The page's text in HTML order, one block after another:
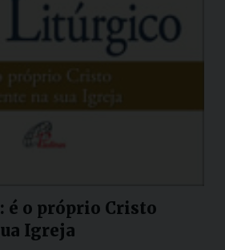
é o próprio Cristo
Igreja